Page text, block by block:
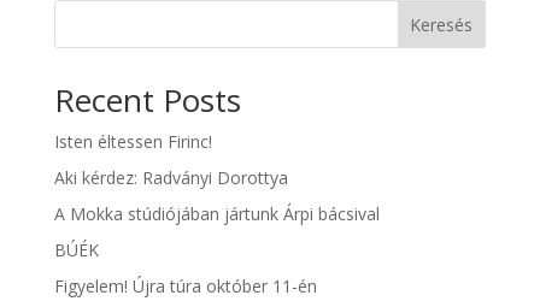
Keresés
Recent Posts
Isten éltessen Firinc!
Aki kérdez: Radványi Dorottya
A Mokka stúdiójában jártunk Árpi bácsival
BÚÉK
Figyelem! Újra túra október 11-én